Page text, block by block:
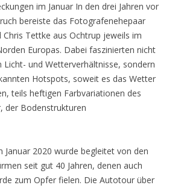
im Januar In den drei Jahren vor
bereiste das Fotografenehepaar
Tettke aus Ochtrup jeweils im
Europas. Dabei faszinierten nicht
Licht- und Wetterverhältnisse, sondern
Hotspots, soweit es das Wetter
teils heftigen Farbvariationen des
der Bodenstrukturen
Januar 2020 wurde begleitet von den
seit gut 40 Jahren, denen auch
zum Opfer fielen. Die Autotour über